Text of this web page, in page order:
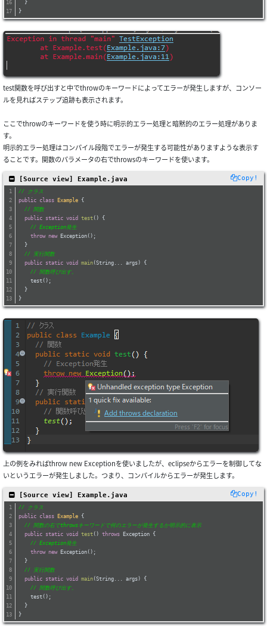
  }
}
test関数を呼び出すと中でthrowのキーワードによってエラーが発生しますが、コンソー
ルを見ればステップ追跡も表示されます。
ここでthrowのキーワードを使う時に明示的エラー処理と暗黙的のエラー処理がありま
す。
明示的エラー処理はコンパイル段階でエラーが発生する可能性がありますような表示す
ることです。関数のパラメータの右でthrowsのキーワードを使います。
Copy!
[Source view] Example.java
// クラス
public class Example {
// 関数
public static void test ()
{
// Exception発生
throw new Exception();
  }
// 実行関数
public static void main (String... args)
{
// 関数呼び出す。
    test();
  }
}
上の例をみればthrow new Exceptionを使いましたが、eclipseからエラーを制御してな
いというエラーが発生しました。つまり、コンパイルからエラーが発生します。
Copy!
[Source view] Example.java
// クラス
public class Example {
// 関数の右でthrowsキーワードで何のエラーが発生するか明示的に表示
public static void test () throws Exception {
// Exception発生
throw new Exception();
  }
// 実行関数
public static void main (String... args)
{
// 関数呼び出す。
    test();
  }
}